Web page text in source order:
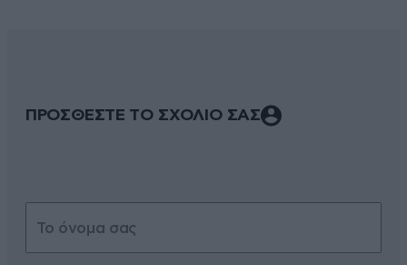
ΠΡΟΣΘΕΣΤΕ ΤΟ ΣΧΟΛΙΟ ΣΑΣ